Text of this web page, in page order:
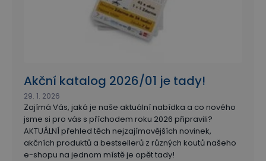
Akční katalog 2026/01 je tady!
Zajímá Vás, jaká je naše aktuální nabídka a co nového
jsme si pro vás s příchodem roku 2026 připravili?
AKTUÁLNÍ přehled těch nejzajímavějších novinek,
akčních produktů a bestsellerů z různých koutů našeho
e-shopu na jednom místě je opět tady!
29. 1. 2026